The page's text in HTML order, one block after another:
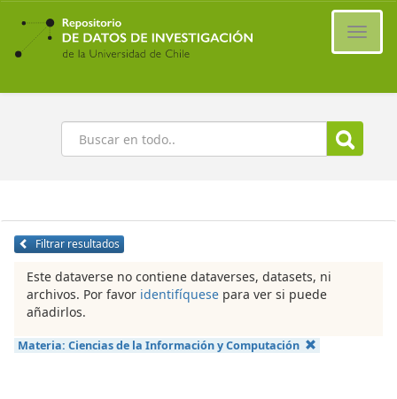
Ir
contenido
principal
Buscar
Filtrar resultados
Este dataverse no contiene dataverses, datasets, ni
archivos. Por favor identifíquese para ver si puede
añadirlos.
Materia: Ciencias de la Información y Computación